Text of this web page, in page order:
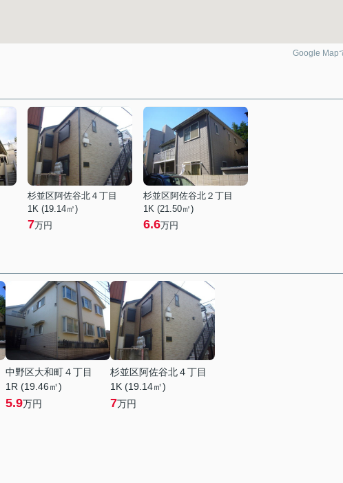
Google Map
杉並区阿佐谷北４丁目
1K (19.14㎡)
7万円
杉並区阿佐谷北２丁目
1K (21.50㎡)
6.6万円
中野区大和町４丁目
1R (19.46㎡)
5.9万円
杉並区阿佐谷北４丁目
1K (19.14㎡)
7万円